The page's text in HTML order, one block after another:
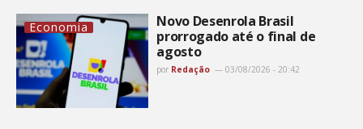
Economia
Novo Desenrola Brasil
prorrogado até o final de
agosto
por Redação 03/08/2026 - 20:42